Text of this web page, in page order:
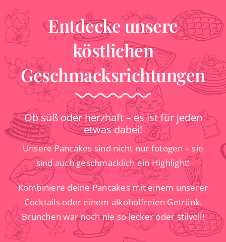
Entdecke unsere
köstlichen
Geschmacksrichtungen
Ob süß oder herzhaft – es ist für jeden
etwas dabei!
Unsere Pancakes sind nicht nur fotogen – sie
sind auch geschmacklich ein Highlight!
Kombiniere deine Pancakes mit einem unserer
Cocktails oder einem alkoholfreien Getränk.
Brunchen war noch nie so lecker oder stilvoll!